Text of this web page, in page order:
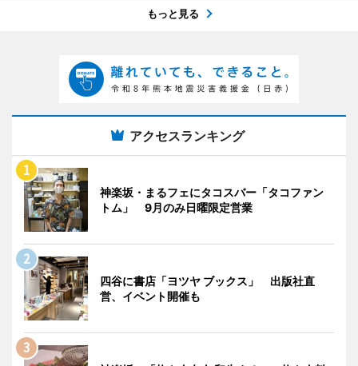
もっと見る
アクセスランキング
神楽坂・まるフェにタコスバー「タコファン
トム」 9月のみ日曜限定営業
四谷に書店「ヨツヤ ブックス」 出版社直
営、イベント開催も